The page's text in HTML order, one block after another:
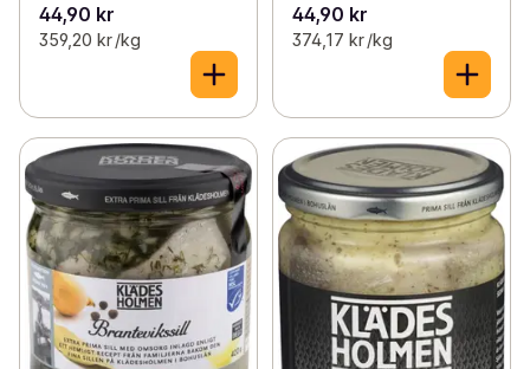
44,90 kr
359,20 kr /kg
44,90 kr
374,17 kr /kg